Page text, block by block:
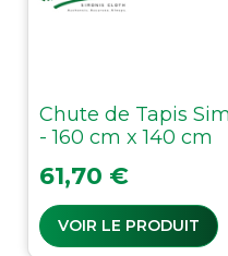
Chute de Tapis
- 160 cm x 140 cm
Prix
61,70 €
VOIR LE PRODUIT